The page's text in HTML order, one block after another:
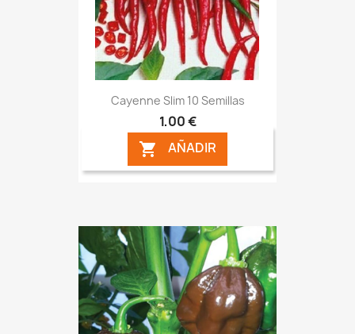
Cayenne Slim 10 Semillas
1,00 €
 AÑADIR